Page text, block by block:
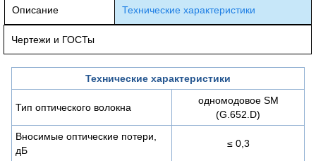
Описание Технические характеристики
Чертежи и ГОСТы
Технические характеристики
Тип оптического волокна
одномодовое SM
(G.652.D)
Вносимые оптические потери,
дБ
≤ 0,3